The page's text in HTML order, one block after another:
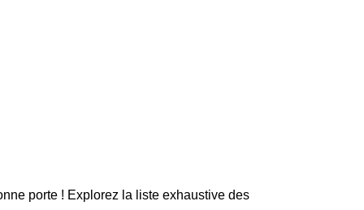
porte ! Explorez la liste exhaustive des